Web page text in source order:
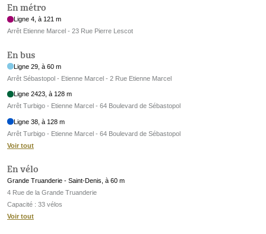
En métro
Ligne 4, à 121 m
Arrêt Etienne Marcel - 23 Rue Pierre Lescot
En bus
Ligne 29, à 60 m
Arrêt Sébastopol - Etienne Marcel - 2 Rue Etienne Marcel
Ligne 2423, à 128 m
Arrêt Turbigo - Etienne Marcel - 64 Boulevard de Sébastopol
Ligne 38, à 128 m
Arrêt Turbigo - Etienne Marcel - 64 Boulevard de Sébastopol
Voir tout
En vélo
Grande Truanderie - Saint-Denis, à 60 m
4 Rue de la Grande Truanderie
Capacité : 33 vélos
Voir tout